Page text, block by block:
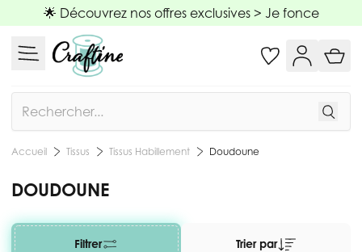
Allez au contenu
🌟 Découvrez nos offres exclusives > Je fonce
Accueil Tissus Tissus Habillement Doudoune
DOUDOUNE
Filtrer Trier par